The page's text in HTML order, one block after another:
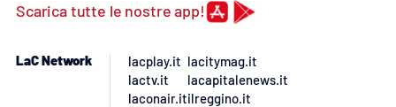
Lacitymag.it
Lacapitalenews.it
Scarica tutte le nostre app!
LaC Network
lacplay.it
lactv.it
laconair.it
lacitymag.it
lacapitalenews.it
ilreggino.it